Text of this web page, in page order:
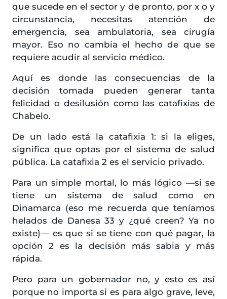
que sucede en el sector y de pronto, por x o y
circunstancia, necesitas atención de
emergencia, sea ambulatoria, sea cirugía
mayor. Eso no cambia el hecho de que se
requiere acudir al servicio médico.
Aquí es donde las consecuencias de la
decisión tomada pueden generar tanta
felicidad o desilusión como las catafixias de
Chabelo.
De un lado está la catafixia 1: si la eliges,
significa que optas por el sistema de salud
pública. La catafixia 2 es el servicio privado.
Para un simple mortal, lo más lógico —si se
tiene un sistema de salud como en
Dinamarca (eso me recuerda que teníamos
helados de Danesa 33 y ¿qué creen? Ya no
existe)— es que si se tiene con qué pagar, la
opción 2 es la decisión más sabia y más
rápida.
Pero para un gobernador no, y esto es así
porque no importa si es para algo grave, leve,